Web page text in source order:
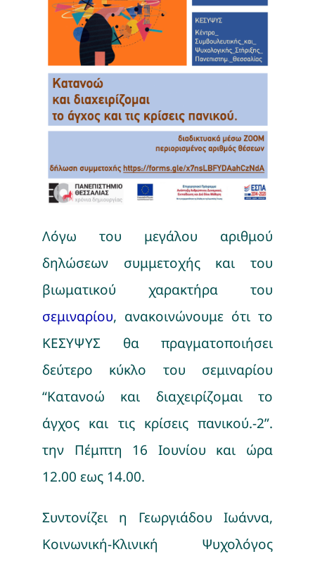
Λόγω του μεγάλου αριθμού
δηλώσεων συμμετοχής και του
βιωματικού χαρακτήρα του
σεμιναρίου, ανακοινώνουμε ότι το
ΚΕΣΥΨΥΣ θα πραγματοποιήσει
δεύτερο κύκλο του σεμιναρίου
“Κατανοώ και διαχειρίζομαι το
άγχος και τις κρίσεις πανικού.-2”.
την Πέμπτη 16 Ιουνίου και ώρα
12.00 εως 14.00.
Συντονίζει η Γεωργιάδου Ιωάννα,
Κοινωνική-Κλινική Ψυχολόγος